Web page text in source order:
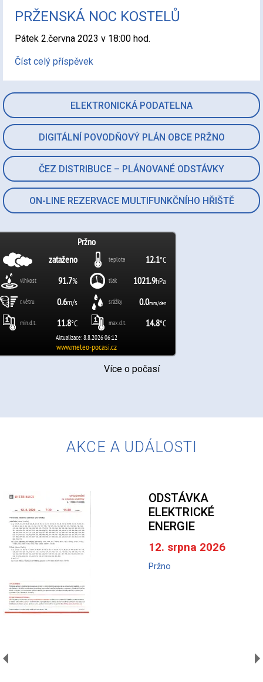
ELEKTRONICKÁ PODATELNA
DIGITÁLNÍ POVODŇOVÝ PLÁN OBCE PRŽNO
ČEZ DISTRIBUCE – PLÁNOVANÉ ODSTÁVKY
ON-LINE REZERVACE MULTIFUNKČNÍHO HŘIŠTĚ
Více o počasí
PRŽENSKÁ NOC KOSTELŮ
Pátek 2.června 2023 v 18:00 hod.
Číst celý příspěvek
AKCE A UDÁLOSTI
ODSTÁVKA
ELEKTRICKÉ
ENERGIE
12. srpna 2026
Pržno